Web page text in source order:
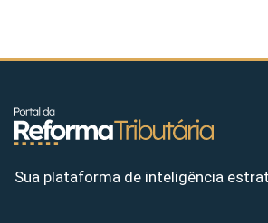
Sua plataforma de inteligência